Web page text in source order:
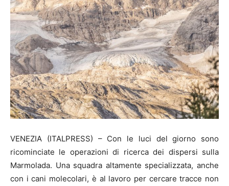
VENEZIA (ITALPRESS) – Con le luci del giorno sono
ricominciate le operazioni di ricerca dei dispersi sulla
Marmolada. Una squadra altamente specializzata, anche
con i cani molecolari, è al lavoro per cercare tracce non